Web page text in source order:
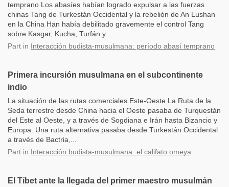
temprano Los abasíes habían logrado expulsar a las fuerzas
chinas Tang de Turkestán Occidental y la rebelión de An Lushan
en la China Han había debilitado gravemente el control Tang
sobre Kasgar, Kucha, Turfán y...
Part in Interacción budista-musulmana: período abasí temprano
Primera incursión musulmana en el subcontinente
indio
La situación de las rutas comerciales Este-Oeste La Ruta de la
Seda terrestre desde China hacia el Oeste pasaba de Turquestán
del Este al Oeste, y a través de Sogdiana e Irán hasta Bizancio y
Europa. Una ruta alternativa pasaba desde Turkestán Occidental
a través de Bactria,...
Part in Interacción budista-musulmana: el califato omeya
El Tíbet ante la llegada del primer maestro musulmán